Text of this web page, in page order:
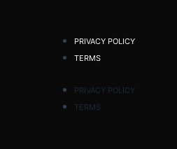
PRIVACY POLICY
TERMS
PRIVACY POLICY
TERMS